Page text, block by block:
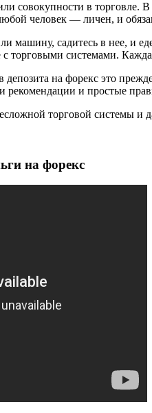
совокупности в торговле.
человек — личен, и
садитесь в нее, и
системами.
депозита на форекс это
рекомендации и простые
торговой системы и
на форекс